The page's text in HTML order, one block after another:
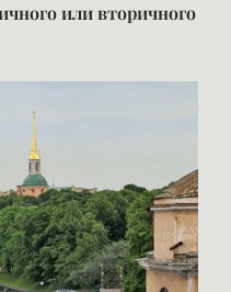
или вторичного